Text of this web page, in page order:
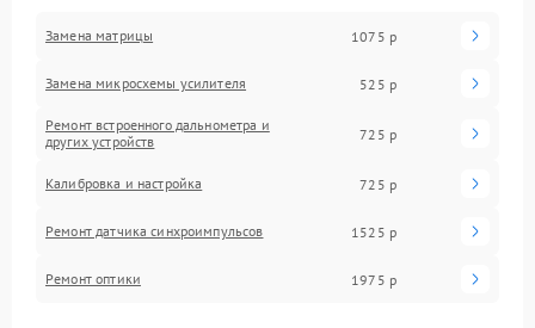
Замена матрицы 1075 р
Замена микросхемы усилителя 525 р
Ремонт встроенного дальнометра и
других устройств
725 р
Калибровка и настройка 725 р
Ремонт датчика синхроимпульсов 1525 р
Ремонт оптики 1975 р